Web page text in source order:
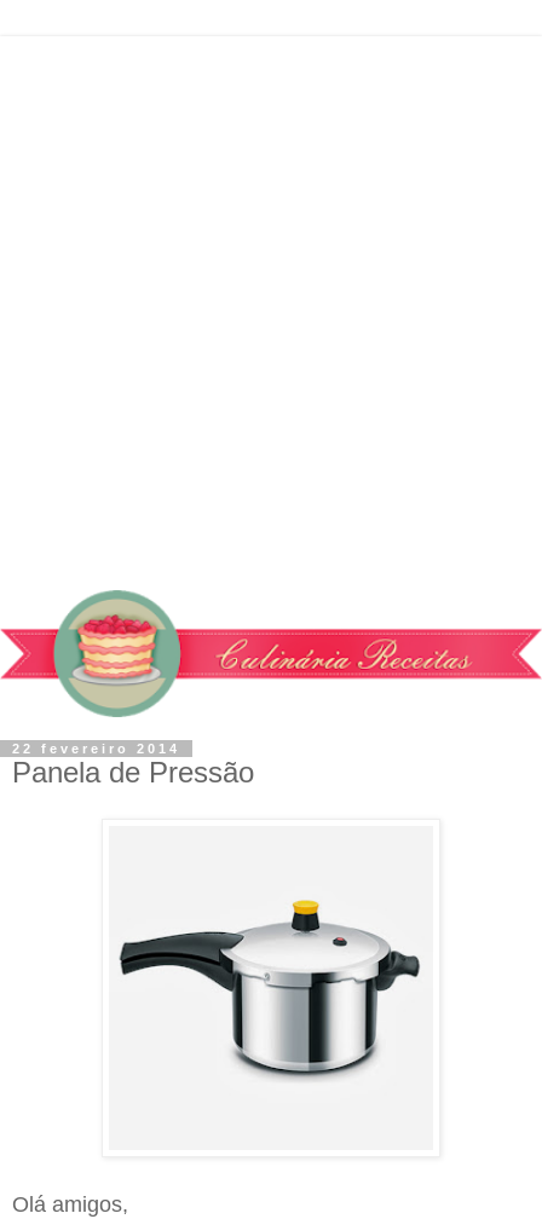
22 fevereiro 2014
Panela de Pressão
Olá amigos,